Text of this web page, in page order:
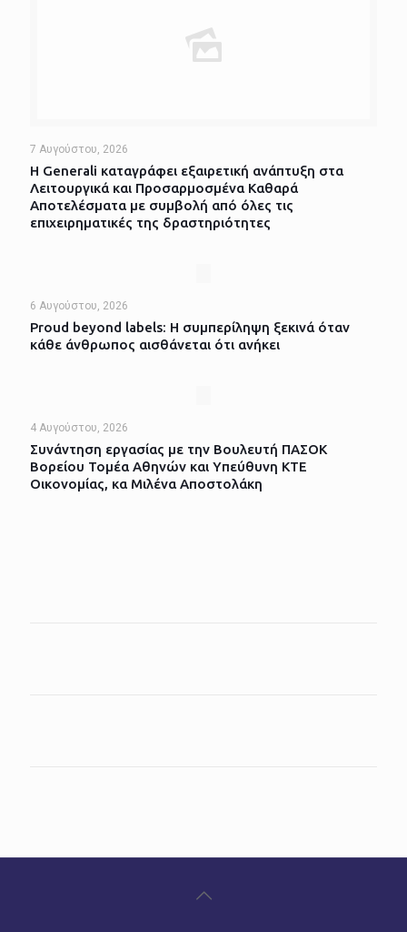
7 Αυγούστου, 2026
Η Generali καταγράφει εξαιρετική ανάπτυξη στα
Λειτουργικά και Προσαρμοσμένα Καθαρά
Αποτελέσματα με συμβολή από όλες τις
επιχειρηματικές της δραστηριότητες
6 Αυγούστου, 2026
Proud beyond labels: Η συμπερίληψη ξεκινά όταν
κάθε άνθρωπος αισθάνεται ότι ανήκει
4 Αυγούστου, 2026
Συνάντηση εργασίας με την Βουλευτή ΠΑΣΟΚ
Βορείου Τομέα Αθηνών και Υπεύθυνη ΚΤΕ
Οικονομίας, κα Μιλένα Αποστολάκη